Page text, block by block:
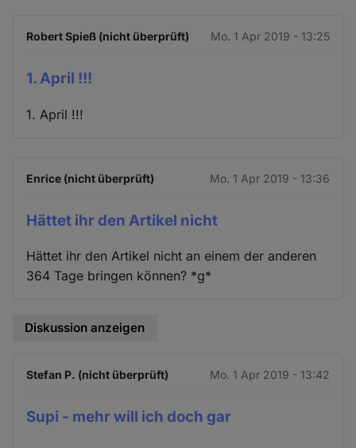
Robert Spieß (nicht überprüft) Mo. 1 Apr 2019 - 13:25
1. April !!!
1. April !!!
Enrice (nicht überprüft) Mo. 1 Apr 2019 - 13:36
Hättet ihr den Artikel nicht
Hättet ihr den Artikel nicht an einem der anderen
364 Tage bringen können? *g*
Diskussion anzeigen
Stefan P. (nicht überprüft) Mo. 1 Apr 2019 - 13:42
Supi - mehr will ich doch gar